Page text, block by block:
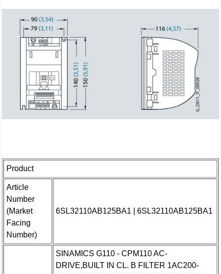
Product
Article
Number
(Market
Facing
Number)
6SL32110AB125BA1 | 6SL32110AB125BA1
SINAMICS G110 - CPM110 AC-
DRIVE,BUILT IN CL. B FILTER 1AC200-